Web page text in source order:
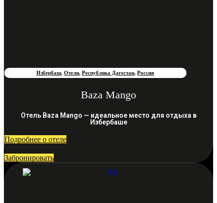
Избербаш,Отели,Республика Дагестан,Россия
Baza Mango
Отель Baza Mango — идеальное место для отдыха в
Избербаше
Подробнее о отеле
Забронировать